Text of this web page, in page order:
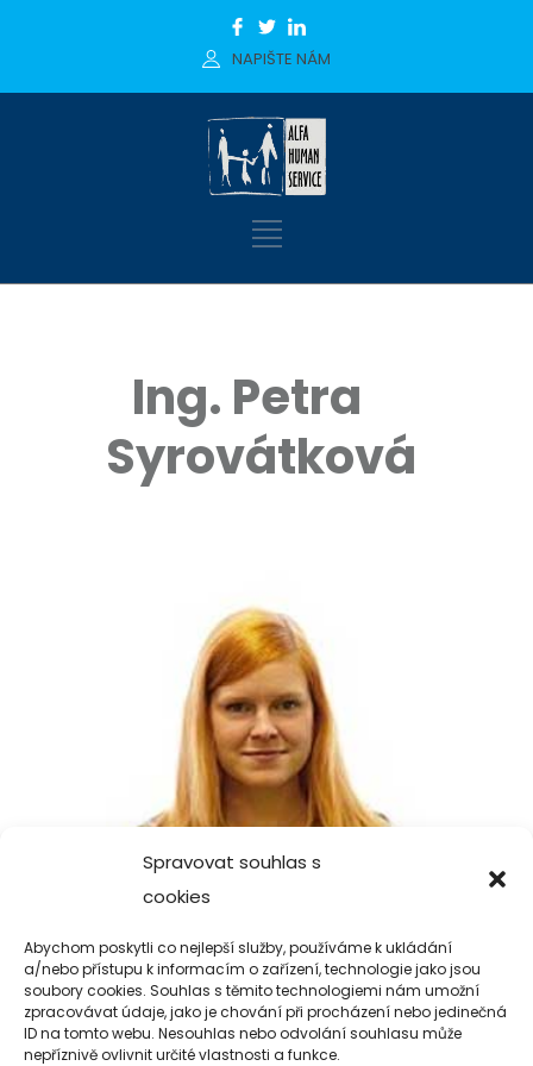
Spravovat souhlas s
cookies
Abychom poskytli co nejlepší služby, používáme k ukládání
a/nebo přístupu k informacím o zařízení, technologie jako jsou
soubory cookies. Souhlas s těmito technologiemi nám umožní
zpracovávat údaje, jako je chování při procházení nebo jedinečná
ID na tomto webu. Nesouhlas nebo odvolání souhlasu může
nepříznivě ovlivnit určité vlastnosti a funkce.
NAPIŠTE NÁM
Ing. Petra
Syrovátková
EXTERNÍ SPOLUPRACOVNICE
ALFY